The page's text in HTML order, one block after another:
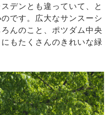
デンとも違っていて、と
のです。広大なサンスーシ
んのこと、ポツダム中央
もたくさんのきれいな緑